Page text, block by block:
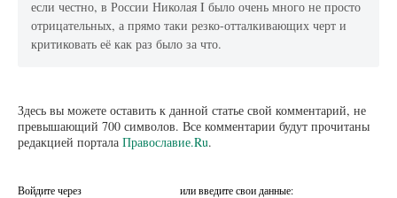
если честно, в России Николая I было очень много не просто
отрицательных, а прямо таки резко-отталкивающих черт и
критиковать её как раз было за что.
Здесь вы можете оставить к данной статье свой комментарий, не
превышающий 700 символов. Все комментарии будут прочитаны
редакцией портала Православие.Ru.
Войдите через или введите свои данные: